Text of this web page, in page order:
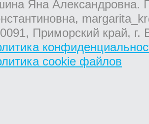
Яна Александровна.
Приморский край,
cookie файлов